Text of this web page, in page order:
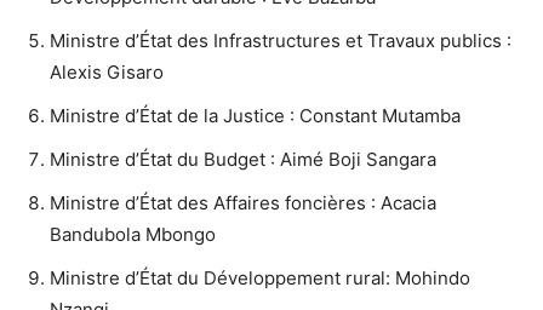
Ministre d’État des Infrastructures et Travaux publics :
Alexis Gisaro
Ministre d’État de la Justice : Constant Mutamba
Ministre d’État du Budget : Aimé Boji Sangara
Ministre d’État des Affaires foncières : Acacia
Bandubola Mbongo
Ministre d’État du Développement rural: Mohindo